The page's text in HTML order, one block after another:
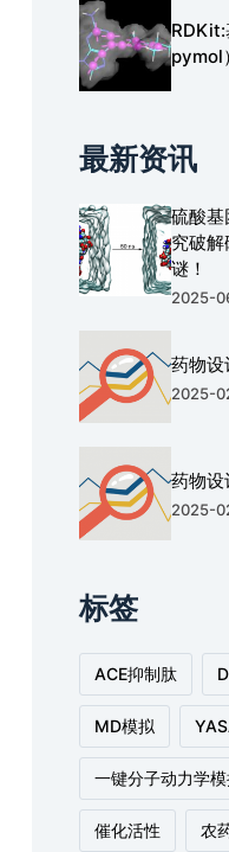
RDKit:
pymol）
最新资讯
硫酸基
究破
谜！
2025-
药物设
2025-
药物
2025-
标签
ACE抑制肽
MD模拟
一键分子动力学模
催化活性 农